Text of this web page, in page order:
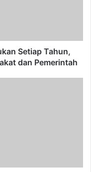
Setiap Tahun,
dan Pemerintah